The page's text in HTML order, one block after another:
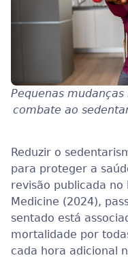
Pequenas
combate ao
Reduzir o
para proteger a
revisão publicada no
Medicine (2024),
sentado está
mortalidade por
cada hora adicional